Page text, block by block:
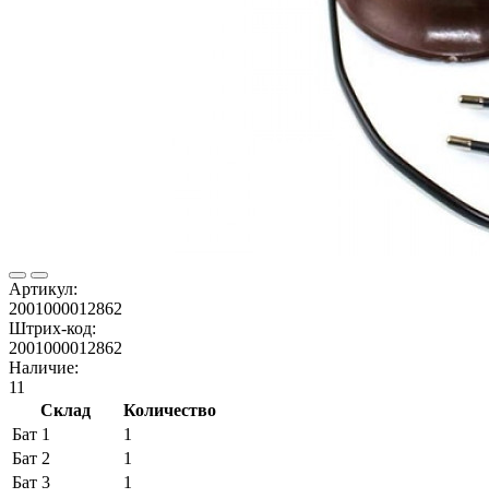
Артикул:
2001000012862
Штрих-код:
2001000012862
Наличие:
11
Склад
Количество
Бат 1
1
Бат 2
1
Бат 3
1